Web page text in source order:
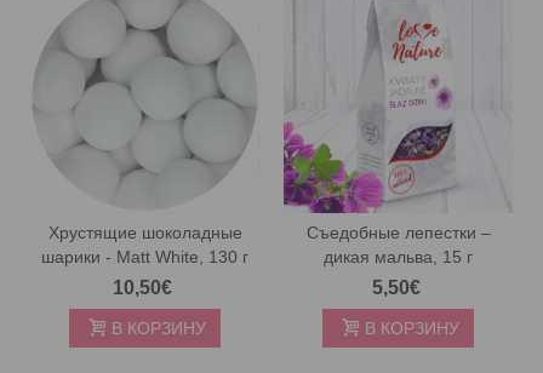
Хрустящие шоколадные
шарики - Matt White, 130 г
10,50€
В КОРЗИНУ
Съедобные лепестки –
дикая мальва, 15 г
5,50€
В КОРЗИНУ